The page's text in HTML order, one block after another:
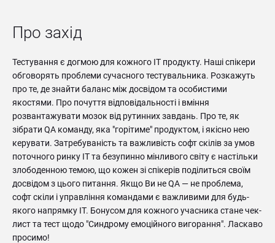
Про захід
Тестування є догмою для кожного ІТ продукту. Наші спікери
обговорять проблеми сучасного тестувальника. Розкажуть
про те, де знайти баланс між досвідом та особистими
якостями. Про почуття відповідальності і вміння
розвантажувати мозок від рутинних завдань. Про те, як
зібрати QA команду, яка "горітиме" продуктом, і якісно нею
керувати. Затребуваність та важливість софт скілів за умов
поточного ринку ІТ та безупинно мінливого світу є настільки
злободенною темою, що кожен зі спікерів поділиться своїм
досвідом з цього питання. Якщо Ви не QA — не проблема,
софт скіли і управління командами є важливими для будь-
якого напрямку ІТ. Бонусом для кожного учасника стане чек-
лист та тест щодо "Синдрому емоційного вигорання". Ласкаво
просимо!